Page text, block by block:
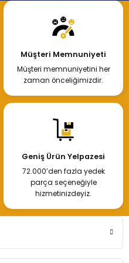
Müşteri Memnuniyeti
Müşteri memnuniyetini her
zaman önceliğimizdir.
Geniş Ürün Yelpazesi
72.000’den fazla yedek
parça seçeneğiyle
hizmetinizdeyiz.